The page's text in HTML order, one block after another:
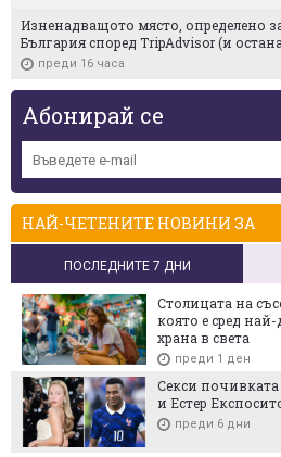
Изненадващото място, определено
България според TripAdvisor (и
преди 16 часа
Абонирай се
НАЙ-ЧЕТЕНИТЕ НОВИНИ ЗА
ПОСЛЕДНИТЕ 7 ДНИ
Столицата на
която е сред
храна в света
преди 1 ден
Секси
и Естер
преди 6 дни